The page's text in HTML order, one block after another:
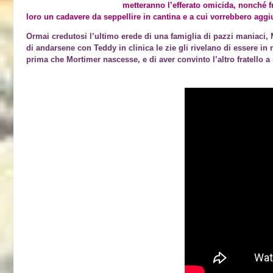
metteranno l’efferato omicida,
loro un cadavere da seppellire in cantina e a cui vorrebbero
Ormai credutosi l’ultimo erede di una famiglia di pazzi
di andarsene con Teddy in clinica le zie gli rivelano di essere
prima che Mortimer nascesse, e di aver convinto l’altro fratello